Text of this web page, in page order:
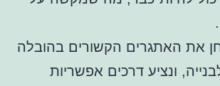
את האתגרים הקשורים בהובלה
ונציע דרכים אפשריות